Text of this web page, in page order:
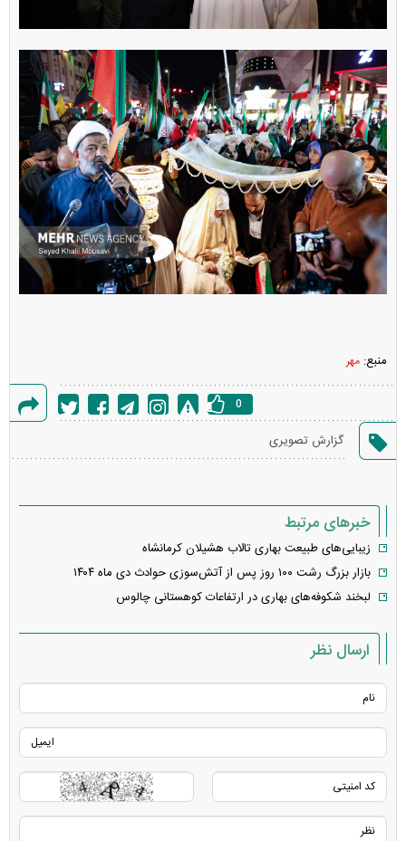
منبع: مهر
خطا
0
گزارش تصویری
خبرهای مرتبط
زیبایی‌های طبیعت بهاری تالاب هشیلان کرمانشاه
بازار بزرگ رشت ۱۰۰ روز پس از آتش‌سوزی حوادث دی ماه ۱۴۰۴
لبخند شکوفه‌های بهاری در ارتفاعات کوهستانی چالوس
ارسال نظر